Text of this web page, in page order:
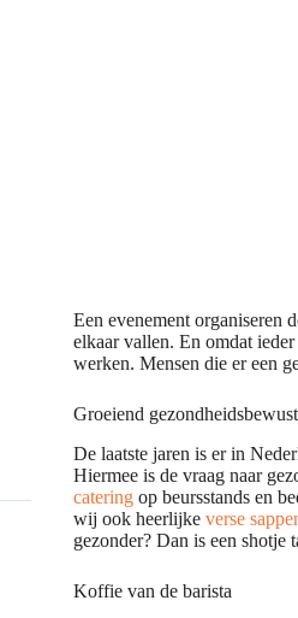
Een evenement organiseren
elkaar vallen. En omdat
werken. Mensen die er een
Groeiend
De laatste jaren is er in
Hiermee is de vraag naar
cateringop beursstands en
wij ook heerlijke verse
gezonder? Dan is een shotje
Koffie van de barista